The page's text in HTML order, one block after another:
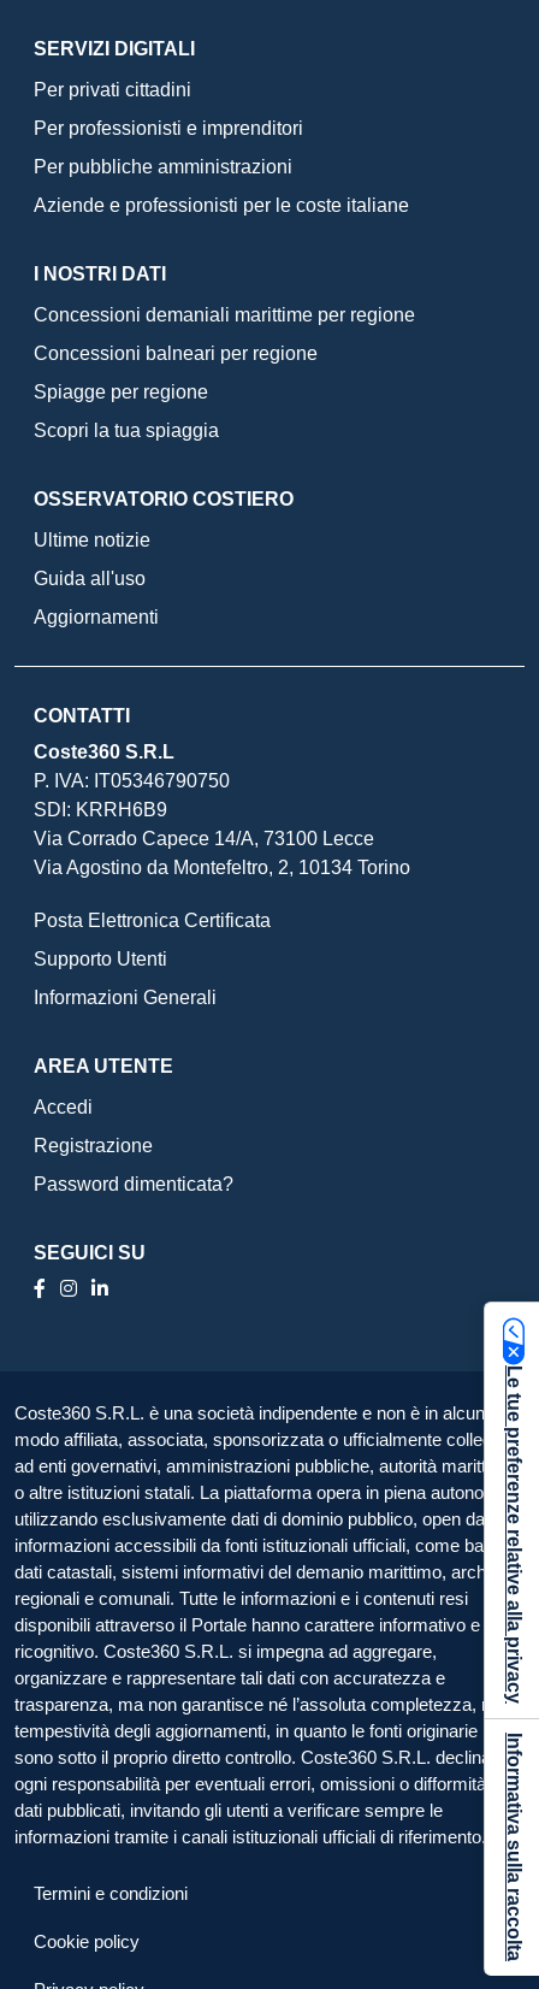
SERVIZI DIGITALI
Per privati cittadini
Per professionisti e imprenditori
Per pubbliche amministrazioni
Aziende e professionisti per le coste italiane
I NOSTRI DATI
Concessioni demaniali marittime per regione
Concessioni balneari per regione
Spiagge per regione
Scopri la tua spiaggia
OSSERVATORIO COSTIERO
Ultime notizie
Guida all'uso
Aggiornamenti
CONTATTI
Coste360 S.R.L
P. IVA: IT05346790750
SDI: KRRH6B9
Via Corrado Capece 14/A, 73100 Lecce
Via Agostino da Montefeltro, 2, 10134 Torino
Posta Elettronica Certificata
Supporto Utenti
Informazioni Generali
AREA UTENTE
Accedi
Registrazione
Password dimenticata?
SEGUICI SU
Coste360 S.R.L. è una società indipendente e non è in alcun
modo affiliata, associata, sponsorizzata o ufficialmente collegata
ad enti governativi, amministrazioni pubbliche, autorità marittime
o altre istituzioni statali. La piattaforma opera in piena autonomia,
utilizzando esclusivamente dati di dominio pubblico, open data e
informazioni accessibili da fonti istituzionali ufficiali, come banche
dati catastali, sistemi informativi del demanio marittimo, archivi
regionali e comunali. Tutte le informazioni e i contenuti resi
disponibili attraverso il Portale hanno carattere informativo e
ricognitivo. Coste360 S.R.L. si impegna ad aggregare,
organizzare e rappresentare tali dati con accuratezza e
trasparenza, ma non garantisce né l’assoluta completezza, né la
tempestività degli aggiornamenti, in quanto le fonti originarie non
sono sotto il proprio diretto controllo. Coste360 S.R.L. declina
ogni responsabilità per eventuali errori, omissioni o difformità nei
dati pubblicati, invitando gli utenti a verificare sempre le
informazioni tramite i canali istituzionali ufficiali di riferimento.
Termini e condizioni
Cookie policy
Le tue preferenze relative alla privacy
Informativa sulla raccolta